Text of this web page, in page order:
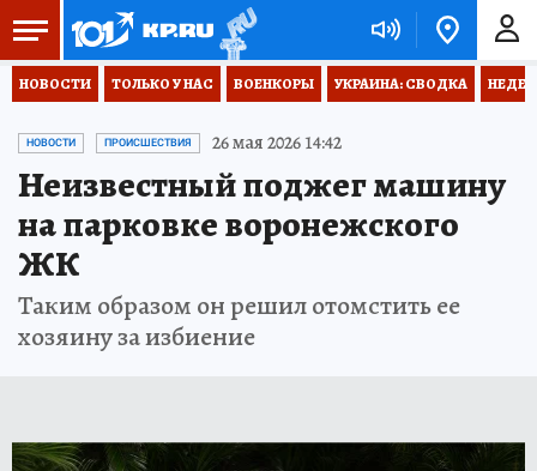
НОВОСТИ ТОЛЬКО У НАС ВОЕНКОРЫ УКРАИНА: СВОДКА
НОВОСТИ ПРОИСШЕСТВИЯ 26 мая 2026 14:42
Неизвестный поджег машину
на парковке воронежского
ЖК
Таким образом он решил отомстить ее
хозяину за избиение